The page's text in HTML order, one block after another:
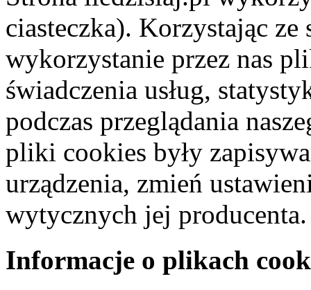
ciasteczka). Korzystając
wykorzystanie przez nas
świadczenia usług,
podczas przeglądania
pliki cookies były
urządzenia, zmień
wytycznych jej producenta.
Informacje o plikach